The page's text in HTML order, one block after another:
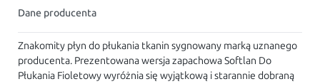
Dane producenta
Znakomity płyn do płukania tkanin sygnowany marką uznanego
producenta. Prezentowana wersja zapachowa Softlan Do
Płukania Fioletowy wyróżnia się wyjątkową i starannie dobraną